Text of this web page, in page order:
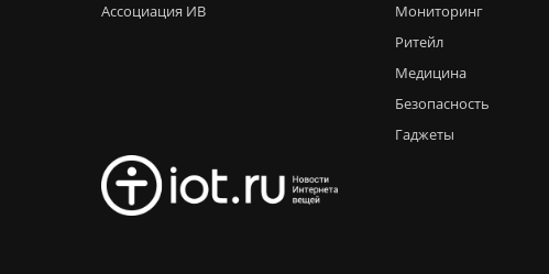
Ассоциация ИВ
Мониторинг
Ритейл
Медицина
Безопасность
Гаджеты